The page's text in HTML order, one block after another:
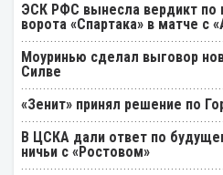
ЭСК РФС вынесла вердикт по
ворота «Спартака» в матче с
Моуринью сделал выговор
Силве
«Зенит» принял решение по
В ЦСКА дали ответ по
ничьи с «Ростовом»